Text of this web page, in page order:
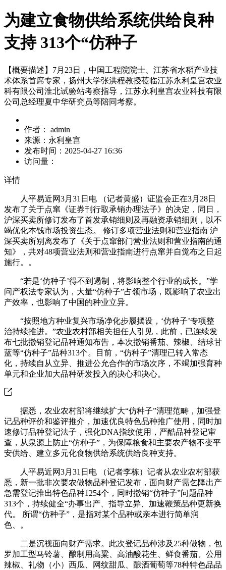
为建立食物供给系统供给良种
支持 313个“仿种子
【概要描述】 7月23日，中国工程院院士、江苏省水稻产业技
术体系首席专家，扬州大学张洪程教授莅临江苏永利皇宫农业
科有限公司淮北试验站考察指导，江苏永利皇宫农业科技有限
公司总经理夏中华研究员等陪同考察。
作者：
admin
来源： 永利皇宫
发布时间： 2025-04-27 16:36
访问量：
详情
人平易近网3月31日电 （记者黄盛）证监会正在3月28日
发布了关于点窜《证券刊行取承销办理法子》的决定，同日，
沪深买卖所修订发布了首发承销细则及再融资承销细则，以不
竭优化本钱市场投资生态。 修订多项营业法则和营业指南 沪
深买卖所别离发布了《关于点窜部门营业法则和营业指南的通
知》，共对48项营业法则和营业指南进行点窜并自觉布之日起
施行。。
“若是‘仿种子’得不到遏制，将影响整个行业的成长。”学
问产权法专家认为，大量“仿种子”占领市场，既影响了农业出
产效率，也影响了中国的种业立异。
“按照地方种业复兴市场净化步履摆设，‘仿种子’专项整
治持续推进。”农业农村部相关担任人引见，此前，已连续发
布七批撤销登记品种通知布告，本次撤销番茄、辣椒、结球甘
蓝等“仿种子”品种313个。目前，“仿种子”清理已转入常态
化，持续自从立异、推进公允合作的市场次序，不竭加强育种
单元和企业加大品种研发投入的决心和决心。
据悉，农业农村部将继续扩大“仿种子”清理范畴，加强登
记品种评价和鉴评推介，加速优良特色品种推广使用，同时加
速修订品种登记法子，强化DNA指纹使用，严酷品种登记审
查，从泉源上防止“仿种子”，为保障粮食和主要农产物不变平
安供给、建立多元化食物供给系统供给良种支持。
人平易近网3月31日电 （记者李栋）记者从农业农村部获
悉，新一批非次要农做物品种登记发布，面向财产需乞降出产
急需登记推出特色品种1254个，同时撤销“仿种子”问题品种
313个，持续健全“办事出产、指导立异、加速鞭策品种更新换
代。 所谓“仿种子”，是指对某个品种或亲本进行简单润
色、。
二是沉视面向财产需求。此次登记品种涉及25种做物，包
罗加工型马铃薯、酿制用高粱、高油酸花生、鲜食番茄、公用
辣椒、礼物（小）西瓜、网纹甜瓜、酿酒葡萄等78种特色品品